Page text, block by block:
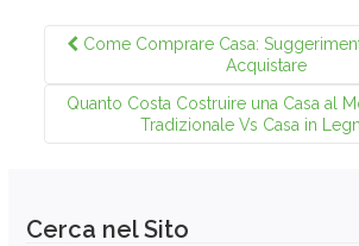
Come Comprare Casa:
Acquistare
Quanto Costa Costruire una Casa al
Tradizionale Vs Casa in
Cerca nel Sito